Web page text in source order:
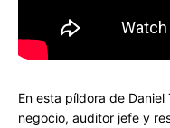
En esta píldora de
negocio, auditor jefe y